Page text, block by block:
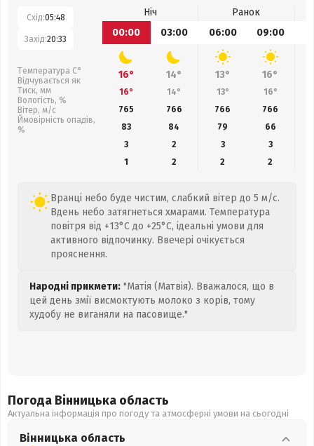
Схід:05:48
Захід:20:33
Температура С°
Відчувається як
Тиск, мм
Вологість, %
Вітер, м/с
Ймовірність опадів,
%
Ніч
Ранок
00:00
03:00 06:00 09:00
16° 14° 13° 16°
16° 14° 13° 16°
765
766 766 766
83
84 79 66
3
2 3
3
1
2 2 2
Вранці небо буде чистим, слабкий вітер до 5 м/с.
Вдень небо затягнеться хмарами. Температура
повітря від +13°C до +25°C, ідеальні умови для
активного відпочинку. Ввечері очікується
прояснення.
Народні прикмети: "Матія (Матвія). Вважалося, що в
цей день змії висмоктують молоко з корів, тому
худобу не виганяли на пасовище."
Погода Вінницька область
Актуальна інформація про погоду та атмосферні умови на сьогодні
Вінницька область